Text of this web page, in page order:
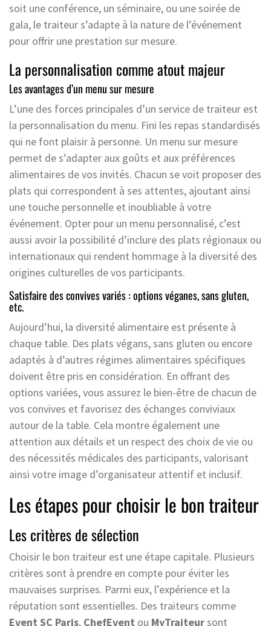
soit une conférence, un séminaire, ou une soirée de
gala, le traiteur s’adapte à la nature de l’événement
pour offrir une prestation sur mesure.
La personnalisation comme atout majeur
Les avantages d’un menu sur mesure
L’une des forces principales d’un service de traiteur est
la personnalisation du menu. Fini les repas standardisés
qui ne font plaisir à personne. Un menu sur mesure
permet de s’adapter aux goûts et aux préférences
alimentaires de vos invités. Chacun se voit proposer des
plats qui correspondent à ses attentes, ajoutant ainsi
une touche personnelle et inoubliable à votre
événement. Opter pour un menu personnalisé, c’est
aussi avoir la possibilité d’inclure des plats régionaux ou
internationaux qui rendent hommage à la diversité des
origines culturelles de vos participants.
Satisfaire des convives variés : options véganes, sans gluten,
etc.
Aujourd’hui, la diversité alimentaire est présente à
chaque table. Des plats végans, sans gluten ou encore
adaptés à d’autres régimes alimentaires spécifiques
doivent être pris en considération. En offrant des
options variées, vous assurez le bien-être de chacun de
vos convives et favorisez des échanges conviviaux
autour de la table. Cela montre également une
attention aux détails et un respect des choix de vie ou
des nécessités médicales des participants, valorisant
ainsi votre image d’organisateur attentif et inclusif.
Les étapes pour choisir le bon traiteur
Les critères de sélection
Choisir le bon traiteur est une étape capitale. Plusieurs
critères sont à prendre en compte pour éviter les
mauvaises surprises. Parmi eux, l’expérience et la
réputation sont essentielles. Des traiteurs comme
Event SC Paris, ChefEvent ou MyTraiteursont